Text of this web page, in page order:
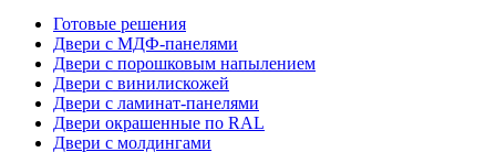
Готовые решения
Двери с МДФ-панелями
Двери с порошковым напылением
Двери с винилискожей
Двери с ламинат-панелями
Двери окрашенные по RAL
Двери с молдингами